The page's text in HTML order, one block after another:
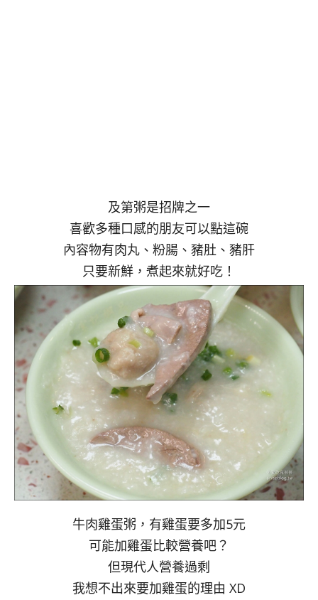
及第粥是招牌之一
喜歡多種口感的朋友可以點這碗
內容物有肉丸、粉腸、豬肚、豬肝
只要新鮮，煮起來就好吃！
牛肉雞蛋粥，有雞蛋要多加5元
可能加雞蛋比較營養吧？
但現代人營養過剩
我想不出來要加雞蛋的理由 XD